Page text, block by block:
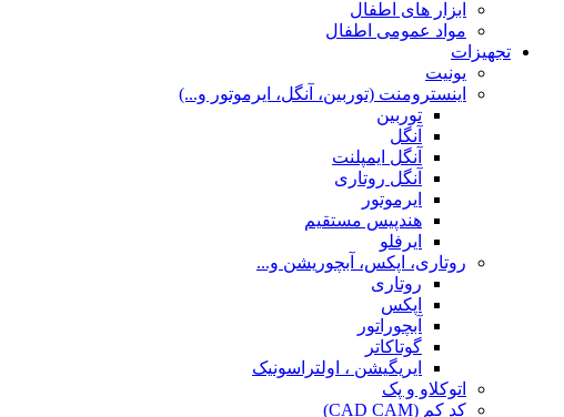
ابزار های اطفال
مواد عمومی اطفال
تجهیزات
یونیت
اینسترومنت (توربین، آنگل، ایرموتور و...)
توربین
آنگل
آنگل ایمپلنت
آنگل روتاری
ایرموتور
هندپیس مستقیم
ایرفلو
روتاری، اپکس، آبچوریشن و...
روتاری
اپکس
آبچوراتور
گوتاکاتر
ایریگیشن ، اولتراسونیک
اتوکلاو و پک
کد کم (CAD CAM)